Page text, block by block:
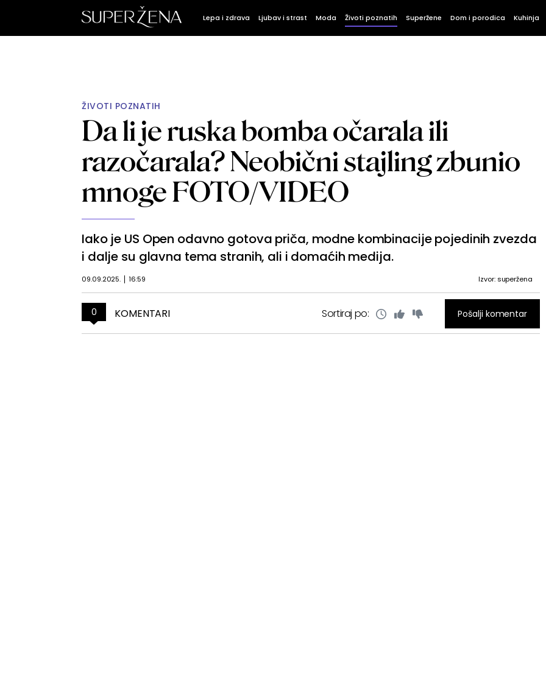
Lepa i zdrava Ljubav i strast Moda Životi poznatih Superžene Dom i porodica Kuhinja
ŽIVOTI POZNATIH
Da li je ruska bomba očarala ili
razočarala? Neobični stajling zbunio
mnoge FOTO/VIDEO
Iako je US Open odavno gotova priča, modne kombinacije pojedinih zvezda
i dalje su glavna tema stranih, ali i domaćih medija.
09.09.2025. 16:59 Izvor: superžena
0 KOMENTARI Sortiraj po: Pošalji komentar